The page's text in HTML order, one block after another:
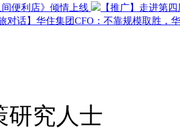
便利店》倾情上线
【推广】走进第
旅对话】华住集团CFO：不靠规模取胜，
研究人士